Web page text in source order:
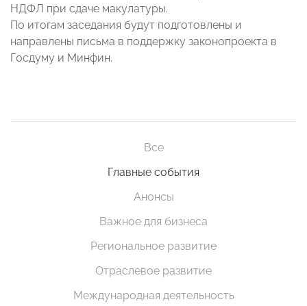
НДФЛ при сдаче макулатуры.
По итогам заседания будут подготовлены и
направлены письма в поддержку законопроекта в
Госдуму и Минфин.
Все
Главные события
Анонсы
Важное для бизнеса
Региональное развитие
Отраслевое развитие
Международная деятельность